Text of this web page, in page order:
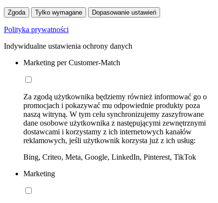
Zgoda Tylko wymagane Dopasowanie ustawień
Polityka prywatności
Indywidualne ustawienia ochrony danych
Marketing per Customer-Match
Za zgodą użytkownika będziemy również informować go o
promocjach i pokazywać mu odpowiednie produkty poza
naszą witryną. W tym celu synchronizujemy zaszyfrowane
dane osobowe użytkownika z następującymi zewnętrznymi
dostawcami i korzystamy z ich internetowych kanałów
reklamowych, jeśli użytkownik korzysta już z ich usług:
Bing, Criteo, Meta, Google, LinkedIn, Pinterest, TikTok
Marketing